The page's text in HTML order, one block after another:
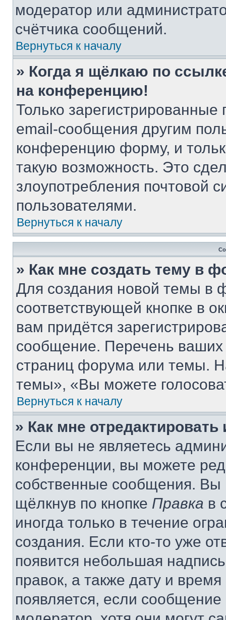
модератор или
счётчика сообщений.
Вернуться к началу
» Когда я щёлкаю по
на конференцию!
Только зарегистрированные
email-сообщения другим
конференцию форму, и
такую возможность. Это
злоупотребления почтовой
пользователями.
Вернуться к началу
» Как мне создать тему в
Для создания новой темы в
соответствующей кнопке в
вам придётся
сообщение. Перечень ваших
страниц форума или темы.
темы», «Вы можете
Вернуться к началу
» Как мне
Если вы не являетесь
конференции, вы можете
собственные сообщения. Вы
щёлкнув по кнопке Правка в
иногда только в течение
создания. Если кто-то уже
появится небольшая
правок, а также дату и
появляется, если